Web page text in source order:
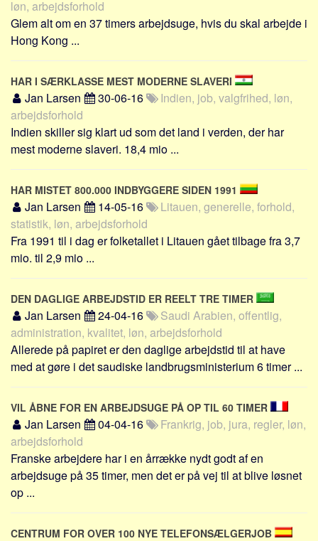
løn, arbejdsforhold
Glem alt om en 37 timers arbejdsuge, hvis du skal arbejde i
Hong Kong ...
HAR I SÆRKLASSE MEST MODERNE SLAVERI
Jan Larsen 30-06-16
Indien, job, valgfrihed, løn,
arbejdsforhold
Indien skiller sig klart ud som det land i verden, der har
mest moderne slaveri. 18,4 mio ...
HAR MISTET 800.000 INDBYGGERE SIDEN 1991
Jan Larsen 14-05-16
Litauen, generelle, forhold,
statistik, løn, arbejdsforhold
Fra 1991 til i dag er folketallet i Litauen gået tilbage fra 3,7
mio. til 2,9 mio ...
DEN DAGLIGE ARBEJDSTID ER REELT TRE TIMER
Jan Larsen 24-04-16
Saudi Arabien, offentlig,
administration, kvalitet, løn, arbejdsforhold
Allerede på papiret er den daglige arbejdstid til at have
med at gøre i det saudiske landbrugsministerium 6 timer ...
VIL ÅBNE FOR EN ARBEJDSUGE PÅ OP TIL 60 TIMER
Jan Larsen 04-04-16
Frankrig, job, jura, regler, løn,
arbejdsforhold
Franske arbejdere har i en årrække nydt godt af en
arbejdsuge på 35 timer, men det er på vej til at blive løsnet
op ...
CENTRUM FOR OVER 100 NYE TELEFONSÆLGERJOB